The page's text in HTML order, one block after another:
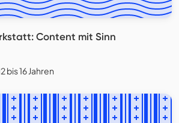
Content mit Sinn
bis 16 Jahren